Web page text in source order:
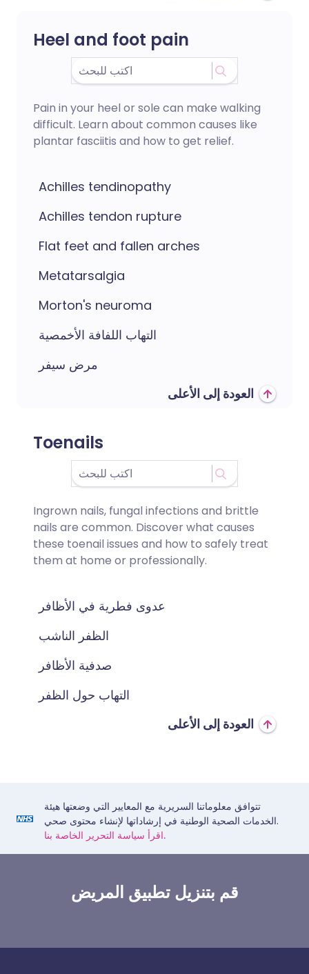
Heel and foot pain
Pain in your heel or sole can make walking
difficult. Learn about common causes like
plantar fasciitis and how to get relief.
Achilles tendinopathy
Achilles tendon rupture
Flat feet and fallen arches
Metatarsalgia
Morton's neuroma
التهاب اللفافة الأخمصية
مرض سيفر
العودة إلى الأعلى
Toenails
Ingrown nails, fungal infections and brittle
nails are common. Discover what causes
these toenail issues and how to safely treat
them at home or professionally.
عدوى فطرية في الأظافر
الظفر الناشب
صدفية الأظافر
التهاب حول الظفر
العودة إلى الأعلى
تتوافق معلوماتنا السريرية مع المعايير التي وضعتها هيئة
الخدمات الصحية الوطنية في إرشاداتها لإنشاء محتوى صحي.
اقرأ سياسة التحرير الخاصة بنا.
قم بتنزيل تطبيق المريض